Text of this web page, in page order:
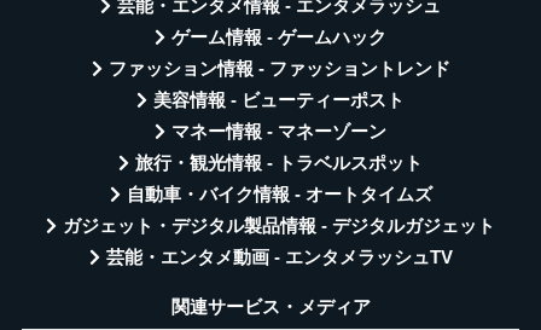
芸能・エンタメ情報 - エンタメラッシュ
ゲーム情報 - ゲームハック
ファッション情報 - ファッショントレンド
美容情報 - ビューティーポスト
マネー情報 - マネーゾーン
旅行・観光情報 - トラベルスポット
自動車・バイク情報 - オートタイムズ
ガジェット・デジタル製品情報 - デジタルガジェット
芸能・エンタメ動画 - エンタメラッシュTV
関連サービス・メディア